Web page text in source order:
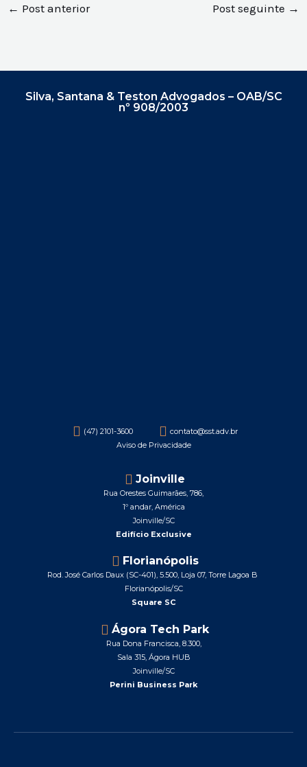
← Post anterior Post seguinte →
Silva, Santana & Teston Advogados – OAB/SC
nº 908/2003
(47) 2101-3600
contato@sst.adv.br
Aviso de Privacidade
Joinville
Rua Orestes Guimarães, 786,
1º andar, América
Joinville/SC
Edifício Exclusive
Florianópolis
Rod. José Carlos Daux (SC-401), 5.500, Loja 07, Torre Lagoa B
Florianópolis/SC
Square SC
Ágora Tech Park
Rua Dona Francisca, 8.300,
Sala 315, Ágora HUB
Joinville/SC
Perini Business Park